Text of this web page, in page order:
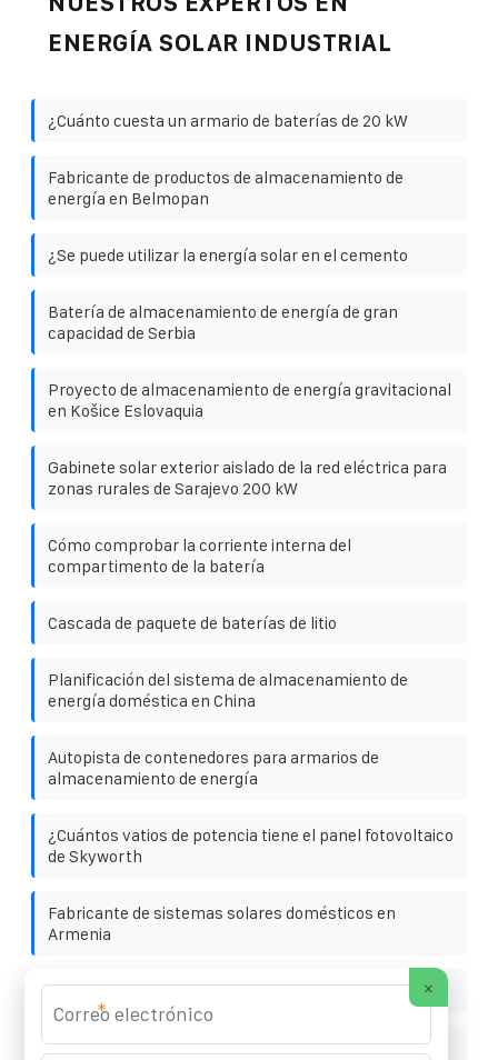
ENERGÍA SOLAR INDUSTRIAL
¿Cuánto cuesta un armario de baterías de 20 kW
Fabricante de productos de almacenamiento de
energía en Belmopan
¿Se puede utilizar la energía solar en el cemento
Batería de almacenamiento de energía de gran
capacidad de Serbia
Proyecto de almacenamiento de energía gravitacional
en Košice Eslovaquia
Gabinete solar exterior aislado de la red eléctrica para
zonas rurales de Sarajevo 200 kW
Cómo comprobar la corriente interna del
compartimento de la batería
Cascada de paquete de baterías de litio
Planificación del sistema de almacenamiento de
energía doméstica en China
Autopista de contenedores para armarios de
almacenamiento de energía
¿Cuántos vatios de potencia tiene el panel fotovoltaico
de Skyworth
Fabricante de sistemas solares domésticos en
Armenia
Sao tome energía solar
Inversor de panel solar italiano
×
*